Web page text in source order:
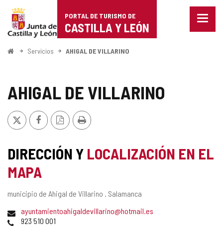
Portal
de
Turismo
Castilla
León
PORTAL DE TURISMO DE
CASTILLA Y LEÓN
Menu
InicioServicios AHIGAL DE VILLARINO
AHIGAL DE VILLARINO
X FacebookVersión
PDF
Imprimir
DIRECCIÓN Y LOCALIZACIÓN EN EL
MAPA
Dirección
municipio de Ahigal de Villarino . Salamanca
Dirección
de
ayuntamientoahigaldevillarino@hotmail.es
Teléfonos
923 510 001